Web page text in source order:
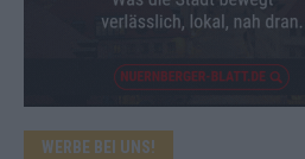
WERBE BEI UNS!